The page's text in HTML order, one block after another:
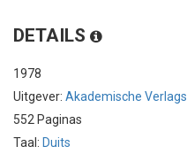
DETAILS
1978
Uitgever: Akademische
552 Paginas
Taal: Duits